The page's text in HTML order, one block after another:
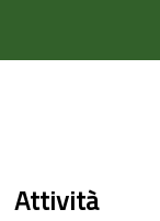
Attività